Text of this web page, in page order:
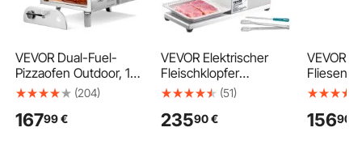
VEVOR Dual-Fuel-
Pizzaofen Outdoor, 12
Zoll Holzfeuer &
Pellet- & Propan-
(204)
16799€
VEVOR Elektrischer
Fleischklopfer
Fleischzartmacher 450
Edelstahlklingen,
(51)
23590 €
VEVOR
mm,
ne mit
15690